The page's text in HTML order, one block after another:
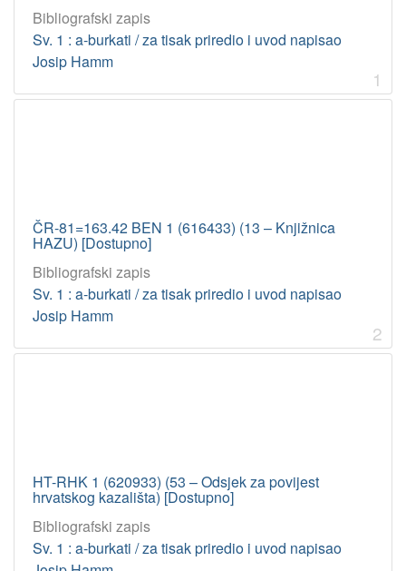
Bibliografski zapis
Sv. 1 : a-burkati / za tisak priredio i uvod napisao
Josip Hamm
1
ČR-81=163.42 BEN 1 (616433) (13 – Knjižnica
HAZU) [Dostupno]
Bibliografski zapis
Sv. 1 : a-burkati / za tisak priredio i uvod napisao
Josip Hamm
2
HT-RHK 1 (620933) (53 – Odsjek za povijest
hrvatskog kazališta) [Dostupno]
Bibliografski zapis
Sv. 1 : a-burkati / za tisak priredio i uvod napisao